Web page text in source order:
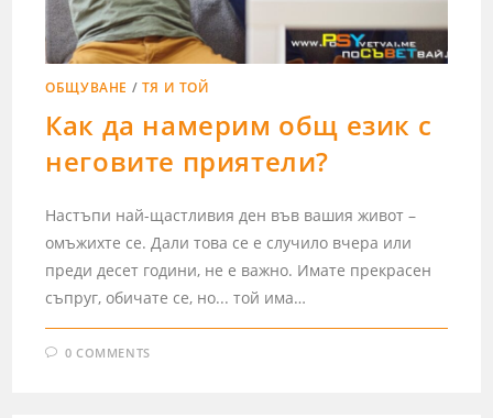
ОБЩУВАНЕ / ТЯ И ТОЙ
Как да намерим общ език с
неговите приятели?
Настъпи най-щастливия ден във вашия живот –
омъжихте се. Дали това се е случило вчера или
преди десет години, не е важно. Имате прекрасен
съпруг, обичате се, но... той има…
0 COMMENTS